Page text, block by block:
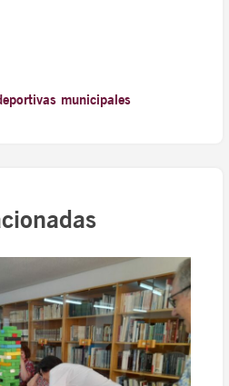
municipales